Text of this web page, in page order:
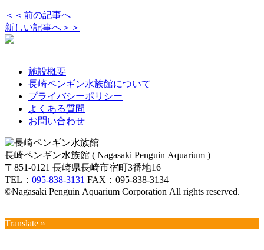
＜＜前の記事へ
新しい記事へ＞＞
施設概要
長崎ペンギン水族館について
プライバシーポリシー
よくある質問
お問い合わせ
長崎ペンギン水族館 ( Nagasaki Penguin Aquarium )
〒851-0121 長崎県長崎市宿町3番地16
TEL： 095-838-3131 FAX：095-838-3134
©Nagasaki Penguin Aquarium Corporation All rights reserved.
Translate »